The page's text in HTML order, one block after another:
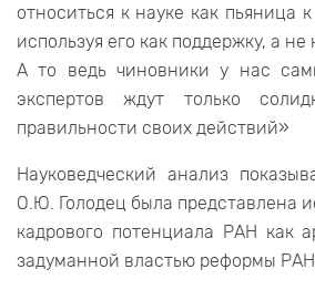
относиться к науке как пьяница
используя его как поддержку, а не
А то ведь чиновники у нас
экспертов ждут только
правильности своих действий»
Науковедческий анализ
О.Ю. Голодец была представлена
кадрового потенциала РАН как
задуманной властью реформы